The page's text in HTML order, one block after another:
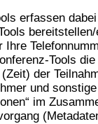
erfassen
Ihre
Tools
der
und sonstige
im